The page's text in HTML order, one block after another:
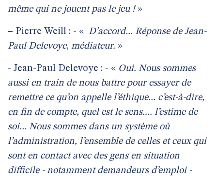
même qui ne jouent pas le jeu !»
– Pierre Weill : - « D’accord... Réponse de Jean-
Paul Delevoye, médiateur. »
- Jean-Paul Delevoye : - « Oui. Nous sommes
aussi en train de nous battre pour essayer de
remettre ce qu’on appelle l’éthique... c’est-à-dire,
en fin de compte, quel est le sens.... l’estime de
soi... Nous sommes dans un système où
l’administration, l’ensemble de celles et ceux qui
sont en contact avec des gens en situation
difficile - notamment demandeurs d’emploi -